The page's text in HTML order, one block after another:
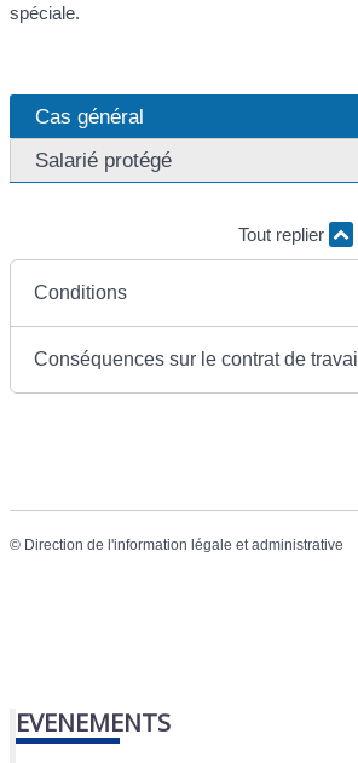
spéciale.
Cas général
Salarié protégé
Tout replier
Conditions
Conséquences sur le contrat de travail
© Direction de l'information légale et administrative
EVENEMENTS